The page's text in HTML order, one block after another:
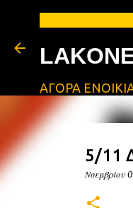
ΑΓΟΡΑ
5/11
Νοεμβρίου